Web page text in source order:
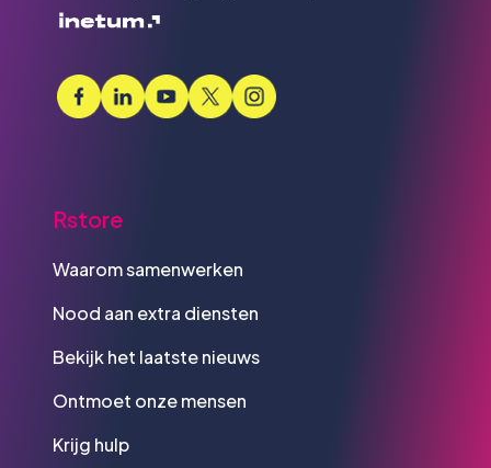
Rstore
Waarom samenwerken
Nood aan extra diensten
Bekijk het laatste nieuws
Ontmoet onze mensen
Krijg hulp